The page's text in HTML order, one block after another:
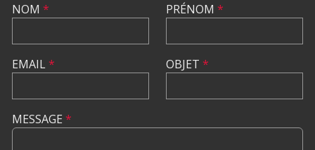
NOM *
EMAIL*
PRÉNOM *
OBJET *
MESSAGE *